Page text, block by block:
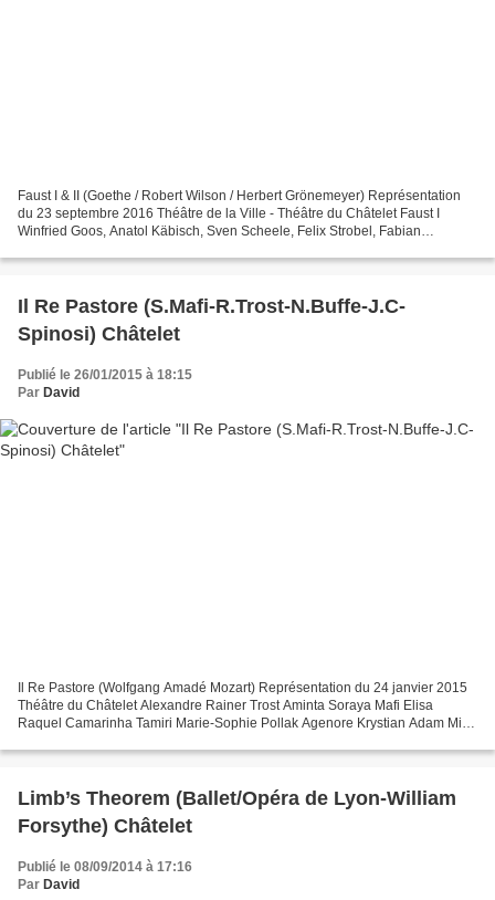
Faust I & II (Goethe / Robert Wilson / Herbert Grönemeyer) Représentation
du 23 septembre 2016 Théâtre de la Ville - Théâtre du Châtelet Faust I
Winfried Goos, Anatol Käbisch, Sven Scheele, Felix Strobel, Fabian
Il Re Pastore (S.Mafi-R.Trost-N.Buffe-J.C-
Spinosi) Châtelet
Publié le 26/01/2015 à 18:15
Par David
Il Re Pastore (Wolfgang Amadé Mozart) Représentation du 24 janvier 2015
Théâtre du Châtelet Alexandre Rainer Trost Aminta Soraya Mafi Elisa
Raquel Camarinha Tamiri Marie-Sophie Pollak Agenore Krystian Adam Mise
Limb’s Theorem (Ballet/Opéra de Lyon-William
Forsythe) Châtelet
Publié le 08/09/2014 à 17:16
Par David